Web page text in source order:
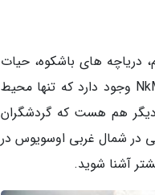
دریاچه های باشکوه، حیات
وحش بیابانی منحصربفرد و تفریحات هیجان انگیز می شناسند. در اینجا بیابانی به اسم NkMip وجود دارد که تنها محیط
دیگر هم هست که گردشگران
در شمال غربی اوسویوس در
آشنا شوید.